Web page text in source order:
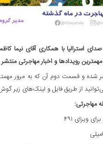
استرالیا با همکاری آقای نیما
رویدادها و اخبار مهاجرتی
شده و قسمت دوم آن که به مرور
مهاجرتی:
ویزای ۴۹۱